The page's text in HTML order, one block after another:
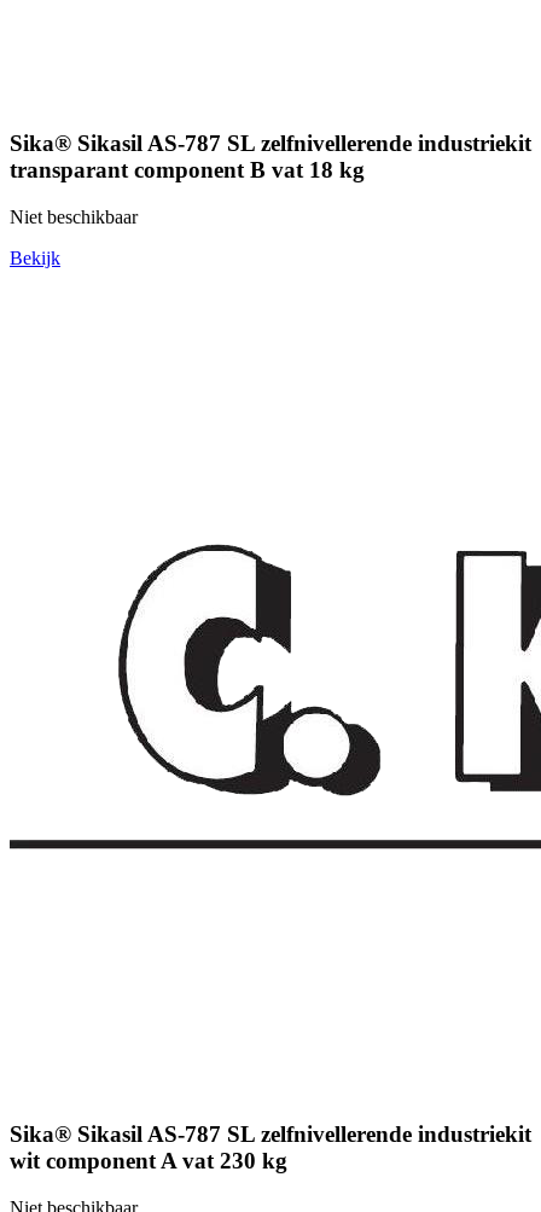
Sika® Sikasil AS-787 SL zelfnivellerende industriekit
transparant component B vat 18 kg
Niet beschikbaar
Bekijk
Sika® Sikasil AS-787 SL zelfnivellerende industriekit
wit component A vat 230 kg